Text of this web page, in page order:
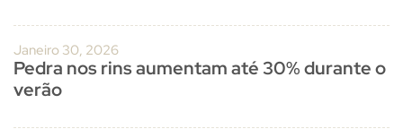
Janeiro 30, 2026
Pedra nos rins aumentam até 30% durante o
verão